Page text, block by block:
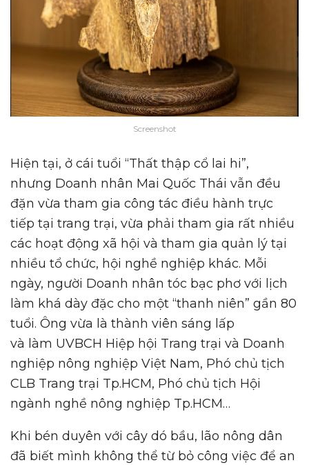
Screenshot
Hiện tại, ở cái tuổi “Thất thập cổ lai hi”,
nhưng Doanh nhân Mai Quốc Thái vẫn đều
đặn vừa tham gia công tác điều hành trực
tiếp tại trang trại, vừa phải tham gia rất nhiều
các hoạt động xã hội và tham gia quản lý tại
nhiều tổ chức, hội nghề nghiệp khác. Mỗi
ngày, người Doanh nhân tóc bạc phơ với lịch
làm khá dày đặc cho một “thanh niên” gần 80
tuổi. Ông vừa là thành viên sáng lấp
và làm UVBCH Hiệp hội Trang trại và Doanh
nghiệp nông nghiệp Việt Nam, Phó chủ tịch
CLB Trang trại Tp.HCM, Phó chủ tịch Hội
ngành nghề nông nghiệp Tp.HCM…
Khi bén duyên với cây dó bầu, lão nông dân
đã biết mình không thể từ bỏ công việc để an